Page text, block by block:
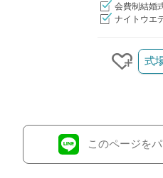
会費制結婚
ナイトウエ
クリ
式
このページを